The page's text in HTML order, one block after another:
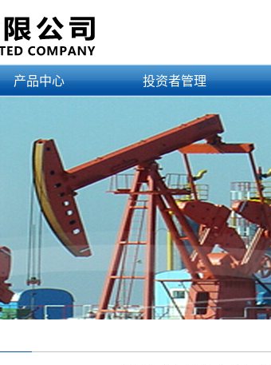
产品中心
应用范例
认证证书
投资者管理
公司公告
财务报告